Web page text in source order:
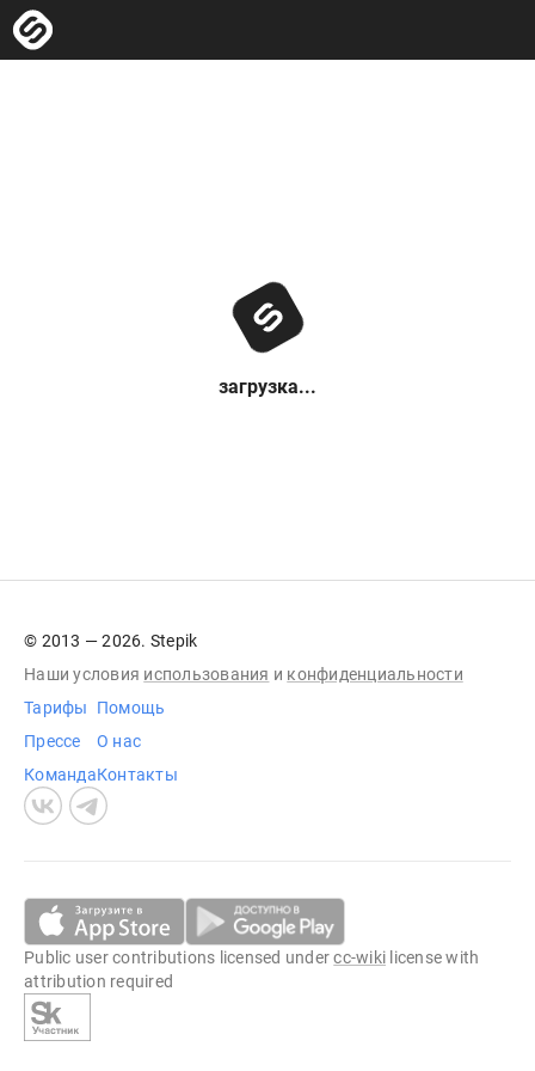
загрузка...
© 2013 — 2026. Stepik
Наши условия использования и конфиденциальности
Тарифы
Прессе
Команда
Помощь
О нас
Контакты
Public user contributions licensed undercc-wiki license with
attribution required